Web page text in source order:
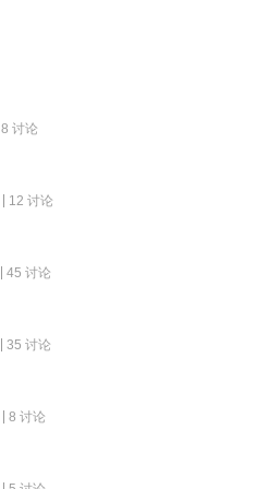
8 讨论
12 讨论
45 讨论
35 讨论
8 讨论